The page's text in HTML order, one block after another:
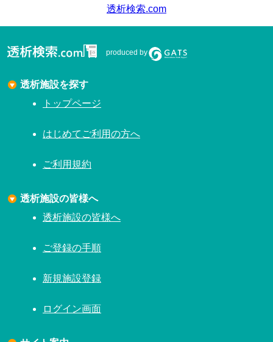
produced by
透析施設を探す
トップページ
はじめてご利用の方へ
ご利用規約
透析施設の皆様へ
透析施設の皆様へ
ご登録の手順
新規施設登録
ログイン画面
サイト案内